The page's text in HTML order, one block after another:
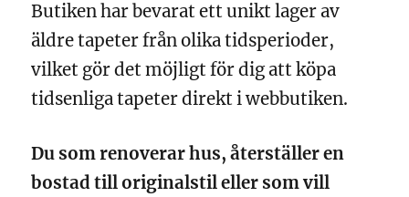
Butiken har bevarat ett unikt lager av
äldre tapeter från olika tidsperioder,
vilket gör det möjligt för dig att köpa
tidsenliga tapeter direkt i webbutiken.
Du som renoverar hus, återställer en
bostad till originalstil eller som vill